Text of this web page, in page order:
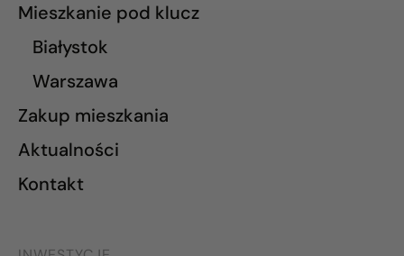
Mieszkanie pod klucz
Białystok
Warszawa
Zakup mieszkania
Aktualności
Kontakt